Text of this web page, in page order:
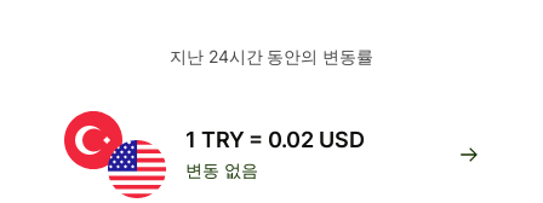
지난 24시간 동안의 변동률
1 TRY = 0.02 USD
변동 없음